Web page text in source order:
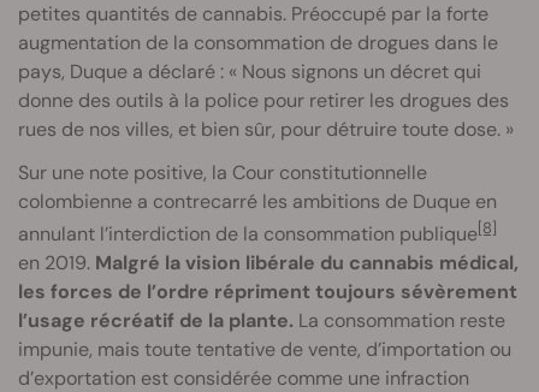
petites quantités de cannabis. Préoccupé par la forte
augmentation de la consommation de drogues dans le
pays, Duque a déclaré : « Nous signons un décret qui
donne des outils à la police pour retirer les drogues des
rues de nos villes, et bien sûr, pour détruire toute dose. »
Sur une note positive, la Cour constitutionnelle
colombienne a contrecarré les ambitions de Duque en
annulant l’interdiction de la consommation publique[8]
en 2019. Malgré la vision libérale du cannabis médical,
les forces de l’ordre répriment toujours sévèrement
l’usage récréatif de la plante. La consommation reste
impunie, mais toute tentative de vente, d’importation ou
d’exportation est considérée comme une infraction